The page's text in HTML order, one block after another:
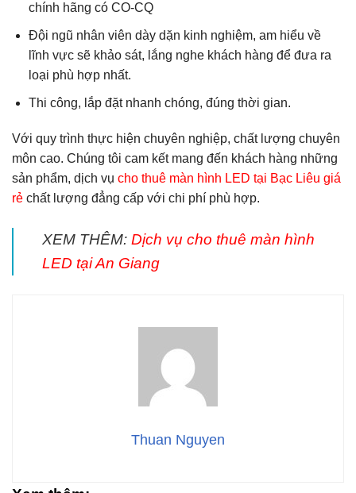
chính hãng có CO-CQ
Đội ngũ nhân viên dày dặn kinh nghiệm, am hiểu về
lĩnh vực sẽ khảo sát, lắng nghe khách hàng để đưa ra
loại phù hợp nhất.
Thi công, lắp đặt nhanh chóng, đúng thời gian.
Với quy trình thực hiện chuyên nghiệp, chất lượng chuyên
môn cao. Chúng tôi cam kết mang đến khách hàng những
sản phẩm, dịch vụ cho thuê màn hình LED tại Bạc Liêu giá
rẻ chất lượng đẳng cấp với chi phí phù hợp.
XEM THÊM: Dịch vụ cho thuê màn hình
LED tại An Giang
Thuan Nguyen